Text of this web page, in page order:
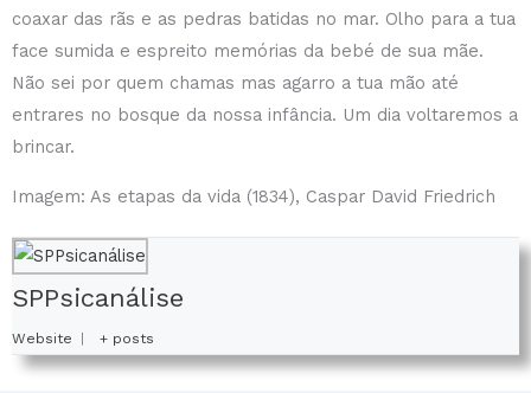
coaxar das rãs e as pedras batidas no mar. Olho para a tua
face sumida e espreito memórias da bebé de sua mãe.
Não sei por quem chamas mas agarro a tua mão até
entrares no bosque da nossa infância. Um dia voltaremos a
brincar.
Imagem: As etapas da vida (1834), Caspar David Friedrich
SPPsicanálise
Website | + posts